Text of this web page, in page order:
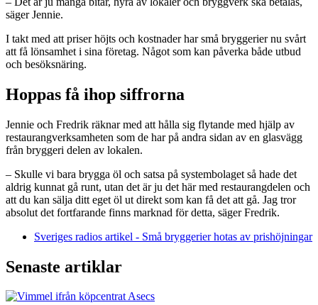
säger Jennie.
I takt med att priser höjts och kostnader har små bryggerier nu svårt
att få lönsamhet i sina företag. Något som kan påverka både utbud
och besöksnäring.
Hoppas få ihop siffrorna
Jennie och Fredrik räknar med att hålla sig flytande med hjälp av
restaurangverksamheten som de har på andra sidan av en glasvägg
från bryggeri delen av lokalen.
– Skulle vi bara brygga öl och satsa på systembolaget så hade det
aldrig kunnat gå runt, utan det är ju det här med restaurangdelen och
att du kan sälja ditt eget öl ut direkt som kan få det att gå. Jag tror
absolut det fortfarande finns marknad för detta, säger Fredrik.
Sveriges radios artikel - Små bryggerier hotas av prishöjningar
Senaste artiklar